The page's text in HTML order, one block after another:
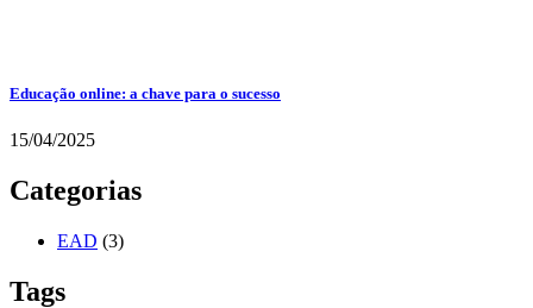
Educação online: a chave para o sucesso
15/04/2025
Categorias
EAD (3)
Tags